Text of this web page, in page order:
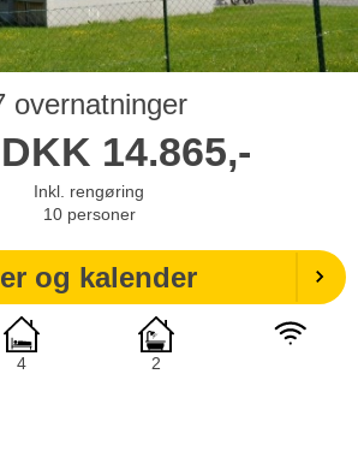
overnatninger
DKK 14.865,-
Inkl. rengøring
10 personer
og kalender
4 2